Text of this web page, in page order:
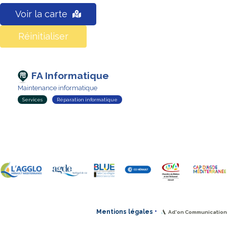
Voir la carte
Réinitialiser
FA Informatique
Maintenance informatique
Services Réparation informatique
Mentions légales • Ad'on Communication